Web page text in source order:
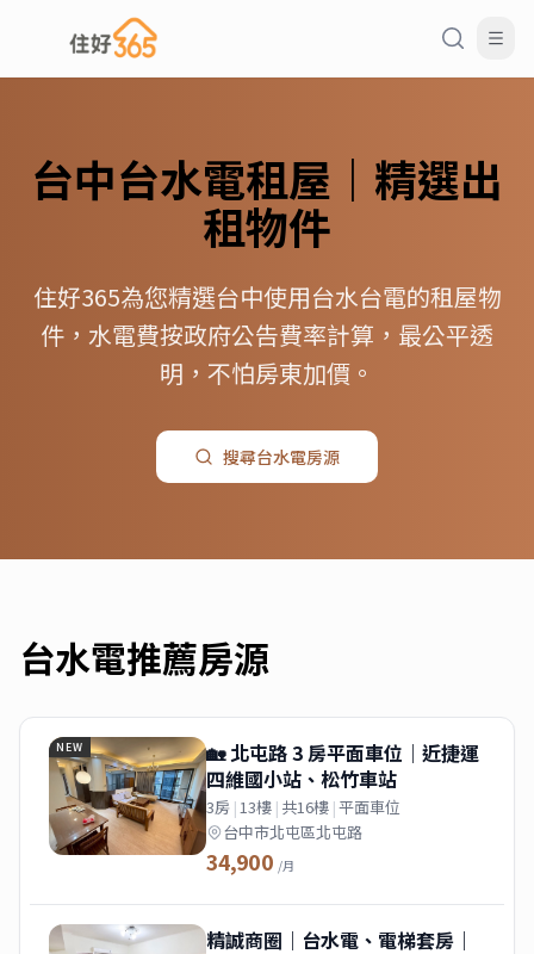
台中台水電租屋｜精選出
租物件
住好365為您精選台中使用台水台電的租屋物
件，水電費按政府公告費率計算，最公平透
明，不怕房東加價。
搜尋台水電房源
台水電推薦房源
NEW
🏡 北屯路 3 房平面車位｜近捷運
四維國小站、松竹車站
3房 |13樓 | 共16樓 |平面車位
台中市北屯區北屯路
34,900 /月
精誠商圈｜台水電、電梯套房｜